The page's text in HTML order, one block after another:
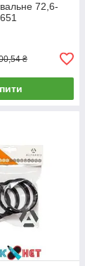
72,6-
₴